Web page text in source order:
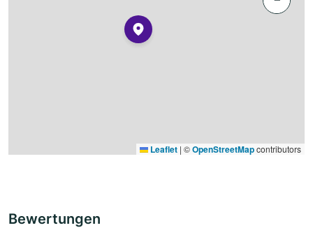
Leaflet | ©OpenStreetMapcontributors
Bewertungen